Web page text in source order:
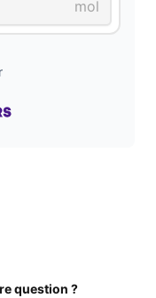
question ?